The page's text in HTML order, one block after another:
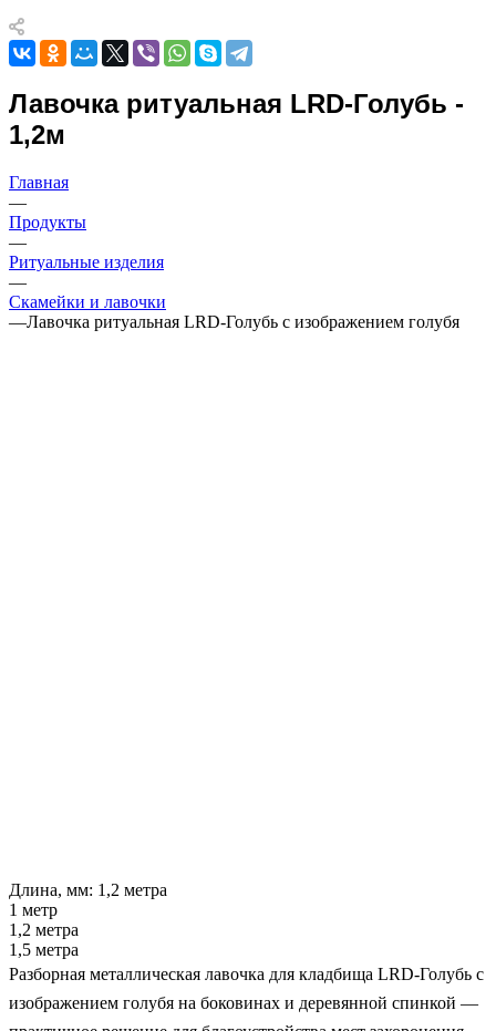
Лавочка ритуальная LRD-Голубь -
1,2м
Главная
—
Продукты
—
Ритуальные изделия
—
Скамейки и лавочки
—Лавочка ритуальная LRD-Голубь с изображением голубя
Длина, мм: 1,2 метра
1 метр
1,2 метра
1,5 метра
Разборная металлическая лавочка для кладбища LRD-Голубь с
изображением голубя на боковинах и деревянной спинкой —